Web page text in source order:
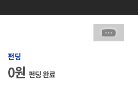
펀딩
0원 펀딩 완료